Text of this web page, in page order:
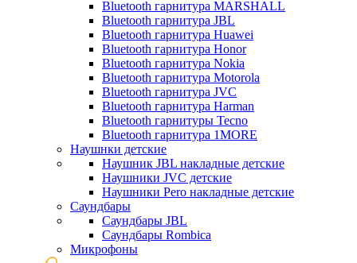
Bluetooth гарнитура MARSHALL
Bluetooth гарнитура JBL
Bluetooth гарнитура Huawei
Bluetooth гарнитура Honor
Bluetooth гарнитура Nokia
Bluetooth гарнитура Motorola
Bluetooth гарнитура JVC
Bluetooth гарнитура Harman
Bluetooth гарнитуры Tecno
Bluetooth гарнитура 1MORE
Наушнки детские
Наушник JBL накладные детские
Наушники JVC детские
Наушники Pero накладные детские
Саундбары
Саундбары JBL
Саундбары Rombica
Микрофоны